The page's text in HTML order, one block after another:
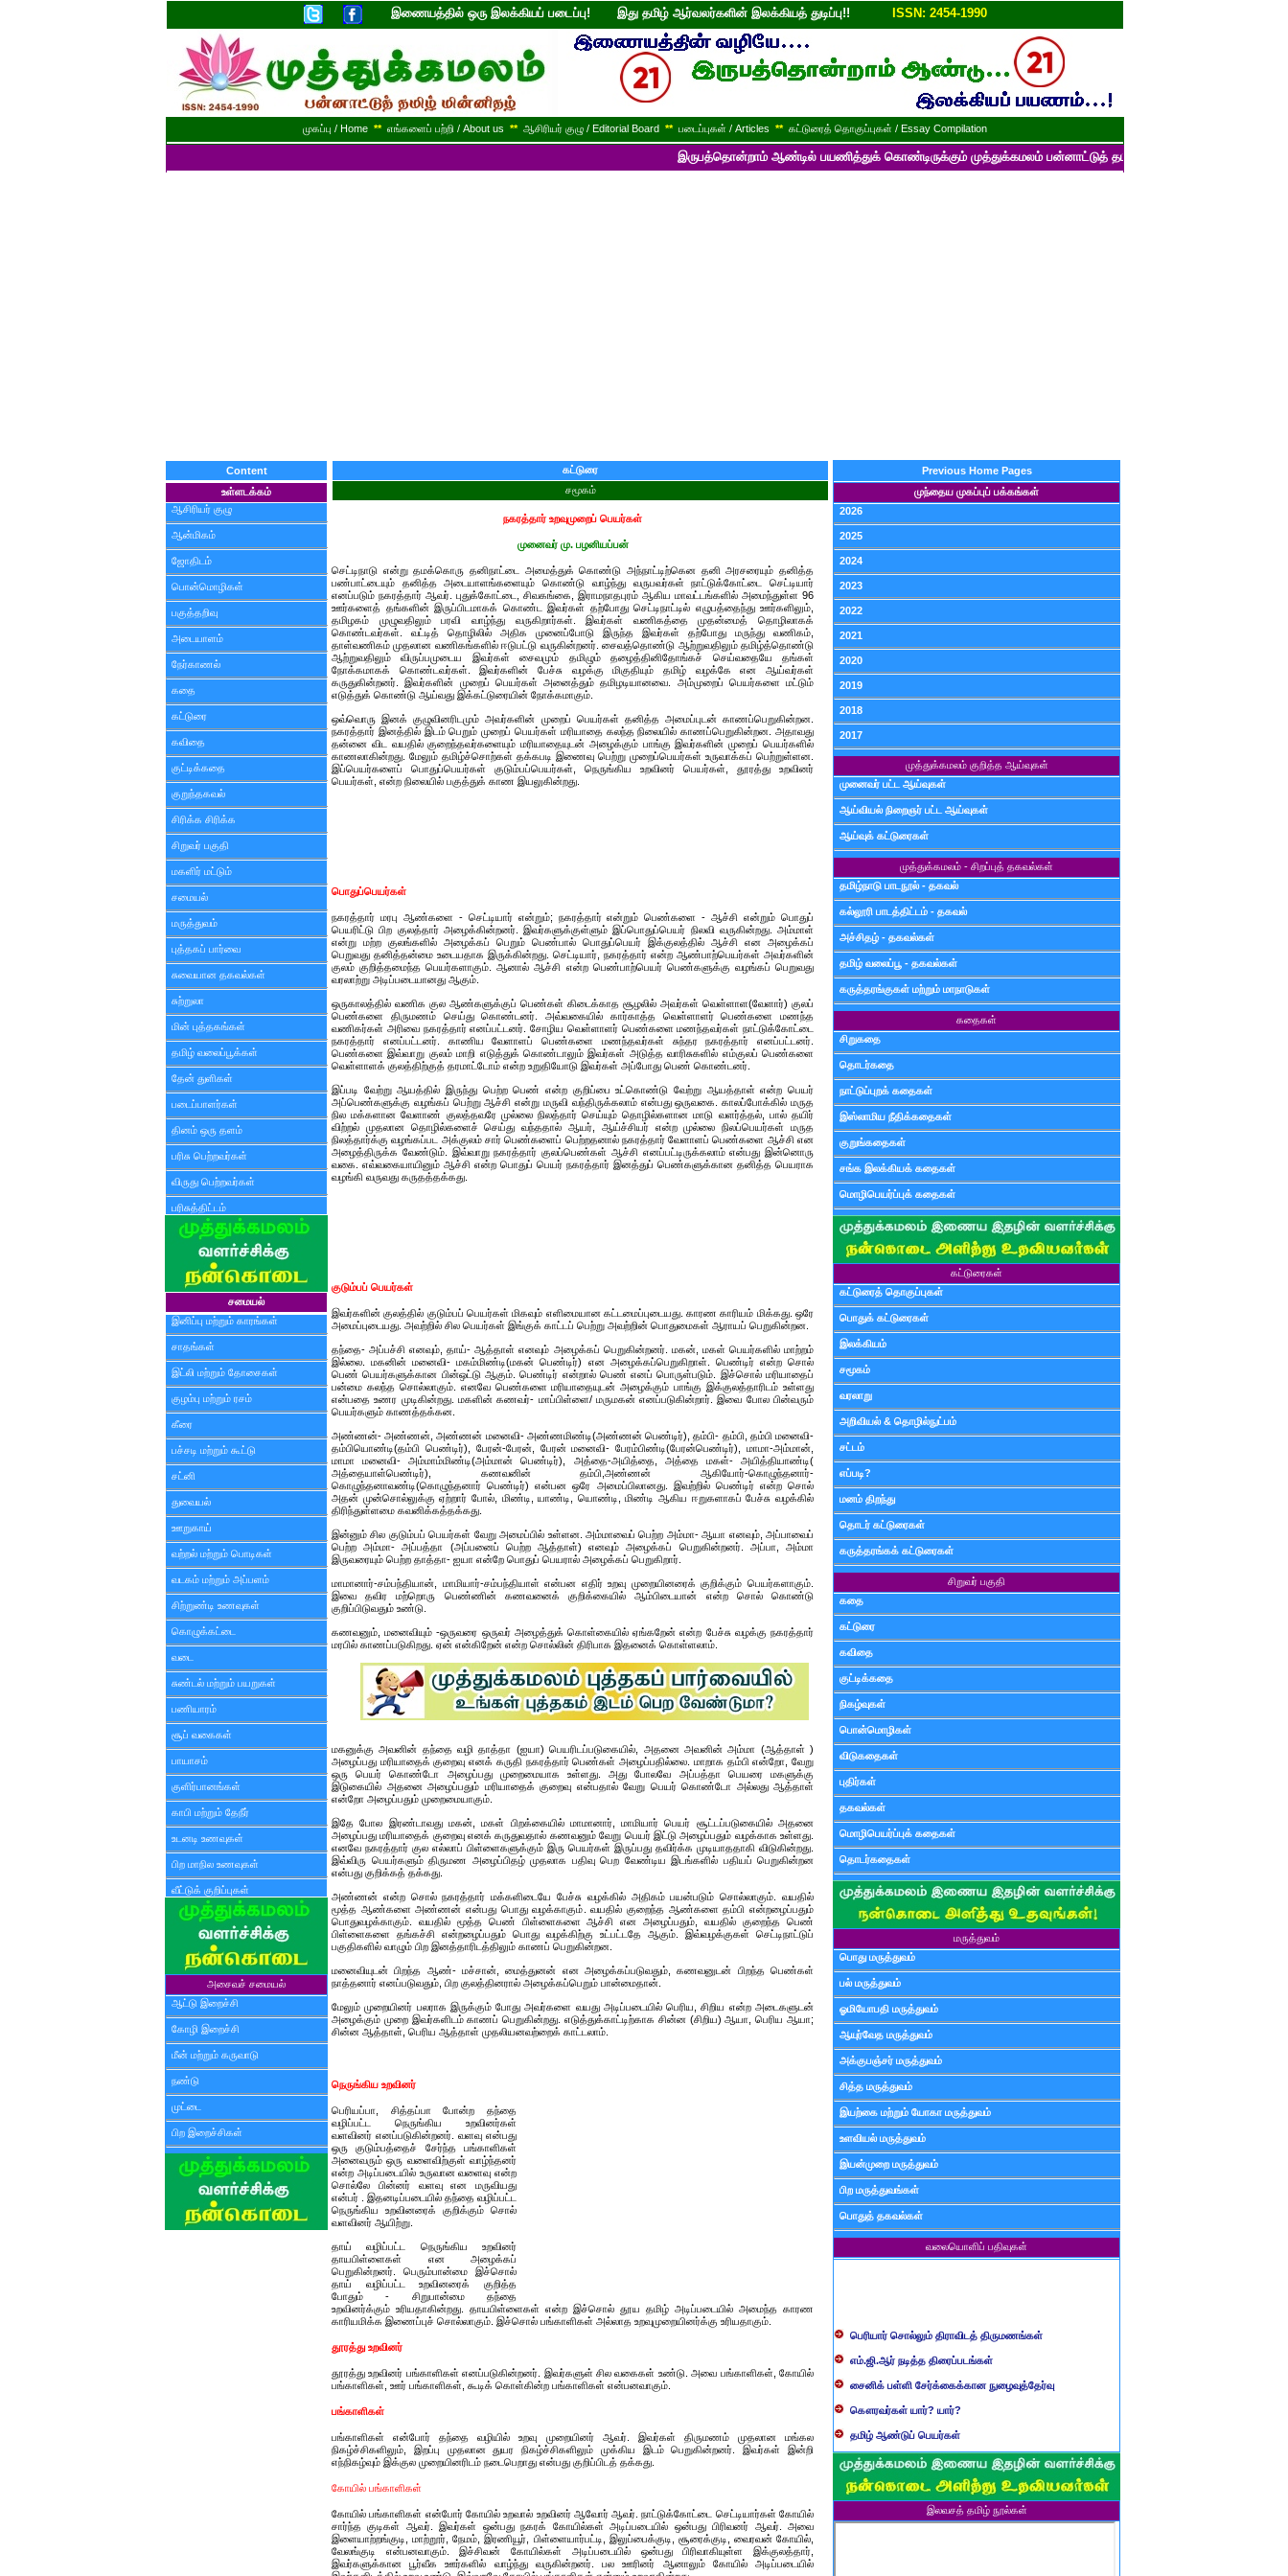
இணையத்தில் ஒரு இலக்கியப் படைப்பு! இது தமிழ் ஆர்வலர்களின் இலக்கியத் துடிப்பு!! ISSN: 2454-1990
முகப்பு / Home ** எங்களைப் பற்றி / About us ** ஆசிரியர் குழு / Editorial Board ** படைப்புகள் / Articles ** கட்டுரைத் தொகுப்புகள் / Essay Compilation
இருபத்தொன்றாம் ஆண்டில் பயணித்துக் கொண்டிருக்கும் முத்துக்கமலம் பன்னாட்டுத் தமிழ் மின்னிதழின் படைப்புகளைப்
Content
உள்ளடக்கம்
ஆசிரியர் குழு
ஆன்மிகம்
ஜோதிடம்
பொன்மொழிகள்
பகுத்தறிவு
அடையாளம்
நேர்காணல்
கதை
கட்டுரை
கவிதை
குட்டிக்கதை
குறுந்தகவல்
சிரிக்க சிரிக்க
சிறுவர் பகுதி
மகளிர் மட்டும்
சமையல்
மருத்துவம்
புத்தகப் பார்வை
சுவையான தகவல்கள்
சுற்றுலா
மின் புத்தகங்கள்
தமிழ் வலைப்பூக்கள்
தேன் துளிகள்
படைப்பாளர்கள்
தினம் ஒரு தளம்
பரிசு பெற்றவர்கள்
விருது பெற்றவர்கள்
பரிசுத்திட்டம்
சமையல்
இனிப்பு மற்றும் காரங்கள்
சாதங்கள்
இட்லி மற்றும் தோசைகள்
குழம்பு மற்றும் ரசம்
கீரை
பச்சடி மற்றும் கூட்டு
சட்னி
துவையல்
ஊறுகாய்
வற்றல் மற்றும் பொடிகள்
வடகம் மற்றும் அப்பளம்
சிற்றுண்டி உணவுகள்
கொழுக்கட்டை
வடை
சுண்டல் மற்றும் பயறுகள்
பணியாரம்
சூப் வகைகள்
பாயாசம்
குளிர்பானங்கள்
காபி மற்றும் தேநீர்
உடனடி உணவுகள்
பிற மாநில உணவுகள்
வீட்டுக் குறிப்புகள்
அசைவச் சமையல்
ஆட்டு இறைச்சி
கோழி இறைச்சி
மீன் மற்றும் கருவாடு
நண்டு
முட்டை
பிற இறைச்சிகள்
கட்டுரை
சமூகம்
நகரத்தார் உறவுமுறைப் பெயர்கள்
முனைவர் மு. பழனியப்பன்
செட்டிநாடு என்று தமக்கொரு தனிநாட்டை அமைத்துக் கொண்டு அந்நாட்டிற்கென தனி அரசரையும் தனித்த
பண்பாட்டையும் தனித்த அடையாளங்களையும் கொண்டு வாழ்ந்து வருபவர்கள் நாட்டுக்கோட்டை செட்டியார்
எனப்படும் நகரத்தார் ஆவர். புதுக்கோட்டை, சிவகங்கை, இராமநாதபுரம் ஆகிய மாவட்டங்களில் அமைந்துள்ள 96
ஊர்களைத் தங்களின் இருப்பிடமாகக் கொண்ட இவர்கள் தற்போது செட்டிநாட்டில் எழுபத்தைந்து ஊர்களிலும்,
தமிழகம் முழுவதிலும் பரவி வாழ்ந்து வருகிறார்கள். இவர்கள் வணிகத்தை முதன்மைத் தொழிலாகக்
கொண்டவர்கள். வட்டித் தொழிலில் அதிக முனைப்போடு இருந்த இவர்கள் தற்போது மருந்து வணிகம்,
தாள்வணிகம் முதலான வணிகங்களில் ஈடுபட்டு வருகின்றனர். சைவத்தொண்டு ஆற்றுவதிலும் தமிழ்த்தொண்டு
ஆற்றுவதிலும் விருப்பமுடைய இவர்கள் சைவமும் தமிழும் தழைத்தினிதோங்கச் செய்வதையே தங்கள்
நோக்கமாகக் கொண்டவர்கள். இவர்களின் பேச்சு வழக்கு மிகுதியும் தமிழ் வழக்கே என ஆய்வர்கள்
கருதுகின்றனர். இவர்களின் முறைப் பெயர்கள் அனைத்தும் தமிழடியானவை. அம்முறைப் பெயர்களை மட்டும்
எடுத்துக் கொண்டு ஆய்வது இக்கட்டுரையின் நோக்கமாகும்.
ஒவ்வொரு இனக் குழுவினரிடமும் அவர்களின் முறைப் பெயர்கள் தனித்த அமைப்புடன் காணப்பெறுகின்றன.
நகரத்தார் இனத்தில் இடம் பெறும் முறைப் பெயர்கள் மரியாதை கலந்த நிலையில் காணப்பெறுகின்றன. அதாவது
தன்னை விட வயதில் குறைந்தவர்களையும் மரியாதையுடன் அழைக்கும் பாங்கு இவர்களின் முறைப் பெயர்களில்
காணலாகின்றது. மேலும் தமிழ்ச்சொற்கள் தக்கபடி இணைவு பெற்று முறைப்பெயர்கள் உருவாக்கப் பெற்றுள்ளன.
இப்பெயர்களைப் பொதுப்பெயர்கள் குடும்பப்பெயர்கள், நெருங்கிய உறவினர் பெயர்கள், தூரத்து உறவினர்
பெயர்கள், என்ற நிலையில் பகுத்துக் காண இயலுகின்றது.
பொதுப்பெயர்கள்
நகரத்தார் மரபு ஆண்களை - செட்டியார் என்றும்; நகரத்தார் என்றும் பெண்களை - ஆச்சி என்றும் பொதுப்
பெயரிட்டு பிற குலத்தார் அழைக்கின்றனர். இவர்களுக்குள்ளும் இப்பொதுப்பெயர் நிலவி வருகின்றது. அம்மாள்
என்று மற்ற குலங்களில் அழைக்கப் பெறும் பெண்பால் பொதுப்பெயர் இக்குலத்தில் ஆச்சி என அழைக்கப்
பெறுவது தனித்தன்மை உடையதாக இருக்கின்றது. செட்டியார், நகரத்தார் என்ற ஆண்பாற்பெயர்கள் அவர்களின்
குலம் குறித்தமைந்த பெயர்களாகும். ஆனால் ஆச்சி என்ற பெண்பாற்பெயர் பெண்களுக்கு வழங்கப் பெறுவது
வரலாற்று அடிப்படையானது ஆகும்.
ஒருகாலத்தில் வணிக குல ஆண்களுக்குப் பெண்கள் கிடைக்காத சூழலில் அவர்கள் வெள்ளாள(வேளார்) குலப்
பெண்களை திருமணம் செய்து கொண்டனர். அவ்வகையில் கார்காத்த வெள்ளாளர் பெண்களை மணந்த
வணிகர்கள் அரிவை நகரத்தார் எனப்பட்டனர். சோழிய வெள்ளாளர் பெண்களை மணந்தவர்கள் நாட்டுக்கோட்டை
நகரத்தார் எனப்பட்டனர். காணிய வேளாளப் பெண்களை மணந்தவர்கள் சுந்தர நகரத்தார் எனப்பட்டனர்.
பெண்களை இவ்வாறு குலம் மாறி எடுத்துக் கொண்டாலும் இவர்கள் அடுத்த வாரிசுகளில் எம்குலப் பெண்களை
வெள்ளாளக் குலத்திற்குத் தரமாட்டோம் என்ற உறுதியோடு இவர்கள் அப்போது பெண் கொண்டனர்.
இப்படி வேற்று ஆயத்தில் இருந்து பெற்ற பெண் என்ற குறிப்பை உட்கொண்டு வேற்று ஆயத்தாள் என்ற பெயர்
அப்பெண்களுக்கு வழங்கப் பெற்று ஆச்சி என்று மருவி வந்திருக்கலாம் என்பது ஒருவகை. காலப்போக்கில் மருத
நில மக்களான வேளாண் குலத்தவரே முல்லை நிலத்தார் செய்யும் தொழில்களான மாடு வளர்த்தல், பால் தயிர்
விற்றல் முதலான தொழில்களைச் செய்து வந்ததால் ஆயர், ஆய்ச்சியர் என்ற முல்லை நிலப்பெயர்கள் மருத
நிலத்தார்க்கு வழங்கப்பட அக்குலம் சார் பெண்களைப் பெற்றதனால் நகரத்தார் வேளாளப் பெண்களை ஆச்சி என
அழைத்திருக்க வேண்டும். இவ்வாறு நகரத்தார் குலப்பெண்கள் ஆச்சி எனப்பட்டிருக்கலாம் என்பது இன்னொரு
வகை. எவ்வகையாயினும் ஆச்சி என்ற பொதுப் பெயர் நகரத்தார் இனத்துப் பெண்களுக்கான தனித்த பெயராக
வழங்கி வருவது கருதத்தக்கது.
குடும்பப் பெயர்கள்
இவர்களின் குலத்தில் குடும்பப் பெயர்கள் மிகவும் எளிமையான கட்டமைப்புடையது. காரண காரியம் மிக்கது. ஒரே
அமைப்புடையது. அவற்றில் சில பெயர்கள் இங்குக் காட்டப் பெற்று அவற்றின் பொதுமைகள் ஆராயப் பெறுகின்றன.
தந்தை- அப்பச்சி எனவும், தாய்- ஆத்தாள் எனவும் அழைக்கப் பெறுகின்றனர். மகன், மகள் பெயர்களில் மாற்றம்
இல்லை. மகனின் மனைவி- மகம்மிண்டி(மகன் பெண்டிர்) என அழைக்கப்பெறுகிறாள். பெண்டிர் என்ற சொல்
பெண் பெயர்களுக்கான பின்ஒட்டு ஆகும். பெண்டிர் என்றால் பெண் எனப் பொருள்படும். இச்சொல் மரியாதைப்
பன்மை கலந்த சொல்லாகும். எனவே பெண்களை மரியாதையுடன் அழைக்கும் பாங்கு இக்குலத்தாரிடம் உள்ளது
என்பதை உணர முடிகின்றது. மகளின் கணவர்- மாப்பிள்ளை/ மருமகன் எனப்படுகின்றார். இவை போல பின்வரும்
பெயர்களும் காணத்தக்கன.
அண்ணன்- அண்ணன், அண்ணன் மனைவி- அண்ணமிண்டி(அண்ணன் பெண்டிர்), தம்பி- தம்பி, தம்பி மனைவி-
தம்பியொண்டி(தம்பி பெண்டிர்), பேரன்-பேரன், பேரன் மனைவி- பேரம்பிண்டி(பேரன்பெண்டிர்), மாமா-அம்மான்,
மாமா மனைவி- அம்மாம்மிண்டி(அம்மான் பெண்டிர்), அத்தை-அயித்தை, அத்தை மகள்- அயித்தியாண்டி(
அத்தையாள்பெண்டிர்), கணவனின் தம்பி,அண்ணன் ஆகியோர்-கொழுந்தனார்-
கொழுந்தனாவண்டி(கொழுந்தனார் பெண்டிர்) என்பன ஒரே அமைப்பிலானது. இவற்றில் பெண்டிர் என்ற சொல்
அதன் முன்சொல்லுக்கு ஏற்றார் போல், மிண்டி, யாண்டி, யொண்டி, மிண்டி ஆகிய ஈறுகளாகப் பேச்சு வழக்கில்
திரிந்துள்ளமை கவனிக்கத்தக்கது.
இன்னும் சில குடும்பப் பெயர்கள் வேறு அமைப்பில் உள்ளன. அம்மாவைப் பெற்ற அம்மா- ஆயா எனவும், அப்பாவைப்
பெற்ற அம்மா- அப்பத்தா (அப்பனைப் பெற்ற ஆத்தாள்) எனவும் அழைக்கப் பெறுகின்றனர். அப்பா, அம்மா
இருவரையும் பெற்ற தாத்தா- ஐயா என்றே பொதுப் பெயரால் அழைக்கப் பெறுகிறார்.
மாமானார்-சம்பந்தியான், மாமியார்-சம்பந்தியாள் என்பன எதிர் உறவு முறையினரைக் குறிக்கும் பெயர்களாகும்.
இவை தவிர மற்றொரு பெண்ணின் கணவனைக் குறிக்கையில் ஆம்பிடையான் என்ற சொல் கொண்டு
குறிப்பிடுவதும் உண்டு.
கணவனும், மனைவியும் -ஒருவரை ஒருவர் அழைத்துக் கொள்கையில் ஏங்கறேன் என்ற பேச்சு வழக்கு நகரத்தார்
மரபில் காணப்படுகிறது. ஏன் என்கிறேன் என்ற சொல்லின் திரிபாக இதனைக் கொள்ளலாம்.
மகனுக்கு அவனின் தந்தை வழி தாத்தா (ஐயா) பெயரிடப்படுகையில், அதனை அவனின் அம்மா (ஆத்தாள் )
அழைப்பது மரியாதைக் குறைவு எனக் கருதி நகரத்தார் பெண்கள் அழைப்பதில்லை. மாறாக தம்பி என்றோ, வேறு
ஒரு பெயர் கொண்டோ அழைப்பது முறைமையாக உள்ளது. அது போலவே அப்பத்தா பெயரை மகளுக்கு
இடுகையில் அதனை அழைப்பதும் மரியாதைக் குறைவு என்பதால் வேறு பெயர் கொண்டோ அல்லது ஆத்தாள்
என்றோ அழைப்பதும் முறைமையாகும்.
இதே போல இரண்டாவது மகன், மகள் பிறக்கையில் மாமானார், மாமியார் பெயர் சூட்டப்படுகையில் அதனை
அழைப்பது மரியாதைக் குறைவு எனக் கருதுவதால் கணவனும் வேறு பெயர் இட்டு அழைப்பதும் வழக்காக உள்ளது.
எனவே நகரத்தார் குல எல்லாப் பிள்ளைகளுக்கும் இரு பெயர்கள் இருப்பது தவிர்க்க முடியாததாகி விடுகின்றது.
இவ்விரு பெயர்களும் திருமண அழைப்பிதழ் முதலாக பதிவு பெற வேண்டிய இடங்களில் பதியப் பெறுகின்றன
என்பது குறிக்கத் தக்கது.
அண்ணன் என்ற சொல் நகரத்தார் மக்களிடையே பேச்சு வழக்கில் அதிகம் பயன்படும் சொல்லாகும். வயதில்
மூத்த ஆண்களை அண்ணன் என்பது பொது வழக்காகும். வயதில் குறைந்த ஆண்களை தம்பி என்றழைப்பதும்
பொதுவழக்காகும். வயதில் மூத்த பெண் பிள்ளைகளை ஆச்சி என அழைப்பதும், வயதில் குறைந்த பெண்
பிள்ளைகளை தங்கச்சி என்றழைப்பதும் பொது வழக்கிற்கு உட்பட்டதே ஆகும். இவ்வழக்குகள் செட்டிநாட்டுப்
பகுதிகளில் வாழும் பிற இனத்தாரிடத்திலும் காணப் பெறுகின்றன.
மனைவியுடன் பிறந்த ஆண்- மச்சான், மைத்துனன் என அழைக்கப்படுவதும், கணவனுடன் பிறந்த பெண்கள்
நாத்தனார் எனப்படுவதும், பிற குலத்தினரால் அழைக்கப்பெறும் பான்மைதான்.
மேலும் முறையினர் பலராக இருக்கும் போது அவர்களை வயது அடிப்படையில் பெரிய, சிறிய என்ற அடைகளுடன்
அழைக்கும் முறை இவர்களிடம் காணப் பெறுகின்றது. எடுத்துக்காட்டிற்காக சின்ன (சிறிய) ஆயா, பெரிய ஆயா;
சின்ன ஆத்தாள், பெரிய ஆத்தாள் முதலியனவற்றைக் காட்டலாம்.
நெருங்கிய உறவினர்
பெரியப்பா, சித்தப்பா போன்ற தந்தை
வழிப்பட்ட நெருங்கிய உறவினர்கள்
வளவினர் எனப்படுகின்றனர். வளவு என்பது
ஒரு குடும்பத்தைச் சேர்ந்த பங்காளிகள்
அனைவரும் ஒரு வளைவிற்குள் வாழ்ந்தனர்
என்ற அடிப்படையில் உருவான வளைவு என்ற
சொல்லே பின்னர் வளவு என மருவியது
என்பர் . இதனடிப்படையில் தந்தை வழிப்பட்ட
நெருங்கிய உறவினரைக் குறிக்கும் சொல்
வளவினர் ஆயிற்று.
தாய் வழிப்பட்ட நெருங்கிய உறவினர்
தாயபிள்ளைகள் என அழைக்கப்
பெறுகின்றனர். பெரும்பான்மை இச்சொல்
தாய் வழிப்பட்ட உறவினரைக் குறித்த
போதும் - சிறுபான்மை தந்தை
உறவினர்க்கும் உரியதாகின்றது. தாயபிள்ளைகள் என்ற இச்சொல் தூய தமிழ் அடிப்படையில் அமைந்த காரண
காரியமிக்க இணைப்புச் சொல்லாகும். இச்சொல் பங்காளிகள் அல்லாத உறவுமுறையினர்க்கு உரியதாகும்.
தூரத்து உறவினர்
தூரத்து உறவினர் பங்காளிகள் எனப்படுகின்றனர். இவர்களுள் சில வகைகள் உண்டு. அவை பங்காளிகள், கோயில்
பங்காளிகள், ஊர் பங்காளிகள், கூடிக் கொள்கின்ற பங்காளிகள் என்பனவாகும்.
பங்காளிகள்
பங்காளிகள் என்போர் தந்தை வழியில் உறவு முறையினர் ஆவர். இவர்கள் திருமணம் முதலான மங்கல
நிகழ்ச்சிகளிலும், இறப்பு முதலான துயர நிகழ்ச்சிகளிலும் முக்கிய இடம் பெறுகின்றனர். இவர்கள் இன்றி
எந்நிகழ்வும் இக்குல முறையினரிடம் நடைபெறாது என்பது குறிப்பிடத் தக்கது.
கோயில் பங்காளிகள்
கோயில் பங்காளிகள் என்போர் கோயில் உறவால் உறவினர் ஆவோர் ஆவர். நாட்டுக்கோட்டை செட்டியார்கள் கோயில்
சார்ந்த குடிகள் ஆவர். இவர்கள் ஒன்பது நகரக் கோயில்கள் அடிப்படையில் ஒன்பது பிரிவனர் ஆவர். அவை
இளையாற்றங்குடி, மாற்றூர், நேமம், இரணியூர், பிள்ளையார்பட்டி, இலுப்பைக்குடி, சூரைக்குடி, வைரவன் கோயில்,
வேலங்குடி என்பனவாகும். இச்சிவன் கோயில்கள் அடிப்படையில் ஒன்பது பிரிவாகியுள்ள இக்குலத்தார்,
இவர்களுக்கான பூர்வீக ஊர்களில் வாழ்ந்து வருகின்றனர். பல ஊரினர் ஆனாலும் கோயில் அடிப்படையில்
Previous Home Pages
முந்தைய முகப்புப் பக்கங்கள்
2026
2025
2024
2023
2022
2021
2020
2019
2018
2017
முத்துக்கமலம் குறித்த ஆய்வுகள்
முனைவர் பட்ட ஆய்வுகள்
ஆய்வியல் நிறைஞர் பட்ட ஆய்வுகள்
ஆய்வுக் கட்டுரைகள்
முத்துக்கமலம் - சிறப்புத் தகவல்கள்
தமிழ்நாடு பாடநூல் - தகவல்
கல்லூரி பாடத்திட்டம் - தகவல்
அச்சிதழ் - தகவல்கள்
தமிழ் வலைப்பூ - தகவல்கள்
கருத்தரங்குகள் மற்றும் மாநாடுகள்
கதைகள்
சிறுகதை
தொடர்கதை
நாட்டுப்புறக் கதைகள்
இஸ்லாமிய நீதிக்கதைகள்
குறுங்கதைகள்
சங்க இலக்கியக் கதைகள்
மொழிபெயர்ப்புக் கதைகள்
கட்டுரைகள்
கட்டுரைத் தொகுப்புகள்
பொதுக் கட்டுரைகள்
இலக்கியம்
சமூகம்
வரலாறு
அறிவியல் & தொழில்நுட்பம்
சட்டம்
எப்படி?
மனம் திறந்து
தொடர் கட்டுரைகள்
கருத்தரங்கக் கட்டுரைகள்
சிறுவர் பகுதி
கதை
கட்டுரை
கவிதை
குட்டிக்கதை
நிகழ்வுகள்
பொன்மொழிகள்
விடுகதைகள்
புதிர்கள்
தகவல்கள்
மொழிபெயர்ப்புக் கதைகள்
தொடர்கதைகள்
மருத்துவம்
பொது மருத்துவம்
பல் மருத்துவம்
ஓமியோபதி மருத்துவம்
ஆயுர்வேத மருத்துவம்
அக்குபஞ்சர் மருத்துவம்
சித்த மருத்துவம்
இயற்கை மற்றும் யோகா மருத்துவம்
உளவியல் மருத்துவம்
இயன்முறை மருத்துவம்
பிற மருத்துவங்கள்
பொதுத் தகவல்கள்
வலையொளிப் பதிவுகள்
எம்.ஜி.ஆர் நடித்த திரைப்படங்கள்
சைனிக் பள்ளி சேர்க்கைக்கான நுழைவுத்தேர்வு
கௌரவர்கள் யார்? யார்?
தமிழ் ஆண்டுப் பெயர்கள்
பிள்ளையார் சுழி வந்தது எப்படி?
வருவது போவது, வந்தால் போகாது, போனால் வராது...?
பண்டைய படைப் பெயர்கள்
ஸ்ரீ அன்னை உணர்த்திய மலர்கள்
இலவசத் தமிழ் நூல்கள்